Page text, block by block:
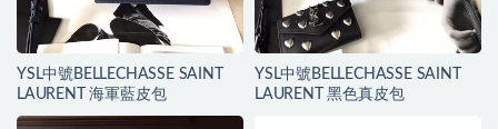
YSL中號BELLECHASSE SAINT
LAURENT 海軍藍皮包
YSL中號BELLECHASSE SAINT
LAURENT 黑色真皮包